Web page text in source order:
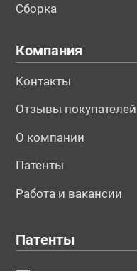
Сборка
Компания
Контакты
Отзывы покупателей
О компании
Патенты
Работа и вакансии
Патенты